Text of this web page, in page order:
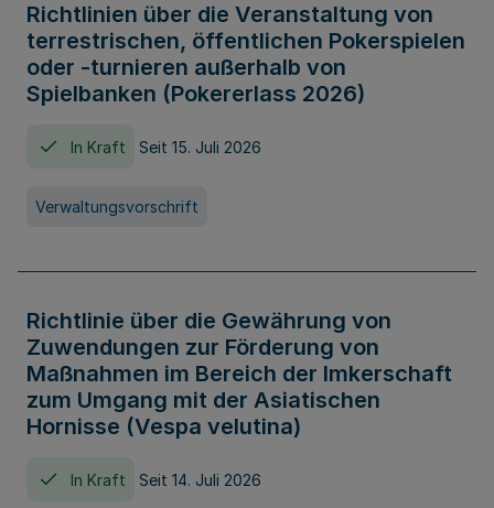
Richtlinien über die Veranstaltung von
terrestrischen, öffentlichen Pokerspielen
oder -turnieren außerhalb von
Spielbanken (Pokererlass 2026)
In Kraft Seit 15. Juli 2026
Verwaltungsvorschrift
Richtlinie über die Gewährung von
Zuwendungen zur Förderung von
Maßnahmen im Bereich der Imkerschaft
zum Umgang mit der Asiatischen
Hornisse (Vespa velutina)
In Kraft Seit 14. Juli 2026